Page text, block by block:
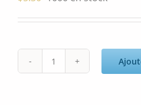
quantité